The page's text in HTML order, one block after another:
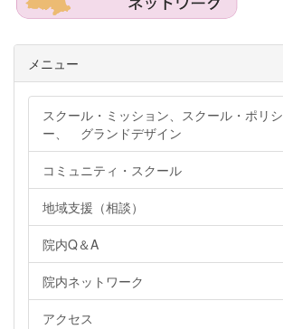
メニュー
スクール・ミッション、スクール・ポリシ
ー、 グランドデザイン
コミュニティ・スクール
地域支援（相談）
院内Q＆A
院内ネットワーク
アクセス